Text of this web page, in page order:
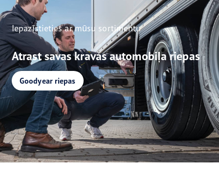
Iepazīstieties ar mūsu sortimentu
Atrast savas kravas automobiļa riepas
Goodyear riepas